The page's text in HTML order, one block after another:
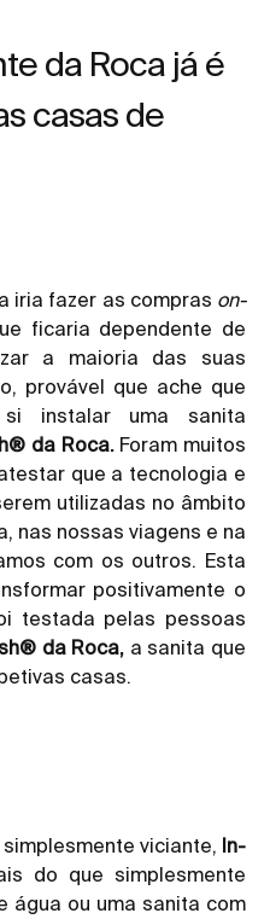
da Roca já é
casas de
iria fazer as compras on-
ficaria dependente de
a maioria das suas
provável que ache que
instalar uma sanita
da Roca. Foram muitos
que a tecnologia e
utilizadas no âmbito
nas nossas viagens e na
com os outros. Esta
positivamente o
testada pelas pessoas
da Roca a sanita que
casas.
viciante, In-
do que simplesmente
água ou uma sanita com